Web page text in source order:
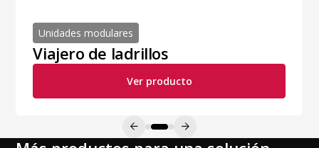
Unidades modulares
Viajero de ladrillos
Ver producto